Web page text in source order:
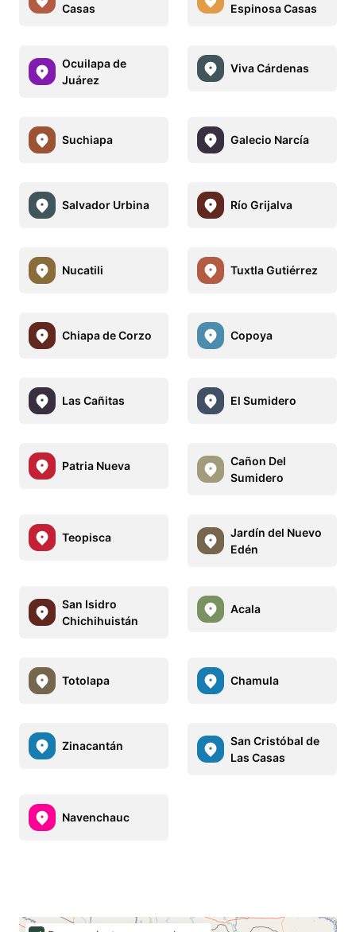
Casas
Espinosa Casas
Ocuilapa de
Juárez
Viva Cárdenas
Suchiapa Galecio Narcía
Salvador Urbina Río Grijalva
Nucatili Tuxtla Gutiérrez
Chiapa de Corzo Copoya
Las Cañitas El Sumidero
Patria Nueva
Cañon Del
Sumidero
Teopisca
Jardín del Nuevo
Edén
San Isidro
Chichihuistán
Acala
Totolapa Chamula
Zinacantán
San Cristóbal de
Las Casas
Navenchauc